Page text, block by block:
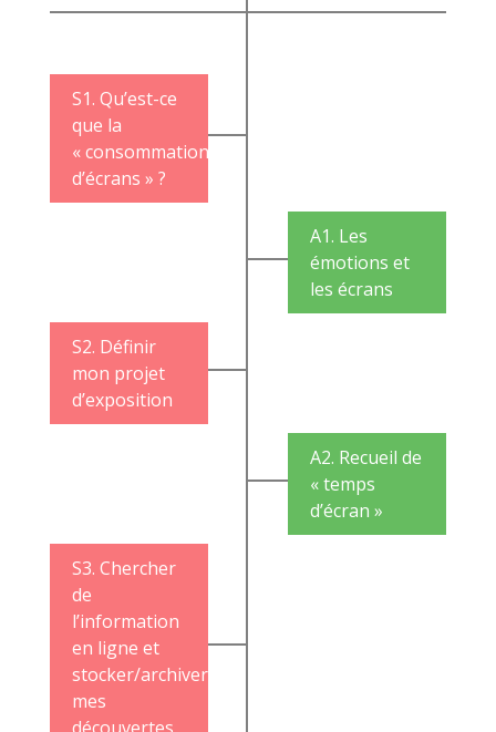
S1. Qu’est-ce
que la
« consommation
d’écrans » ?
A1. Les
émotions et
les écrans
S2. Définir
mon projet
d’exposition
A2. Recueil de
« temps
d’écran »
S3. Chercher
de
l’information
en ligne et
stocker/archiver
mes